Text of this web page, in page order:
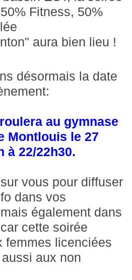
Fitness, 50%
aura bien lieu !
désormais la date
au gymnase
Montlouis le 27
à 22/22h30.
vous pour diffuser
dans vos
également dans
cette soirée
femmes licenciées
aux non